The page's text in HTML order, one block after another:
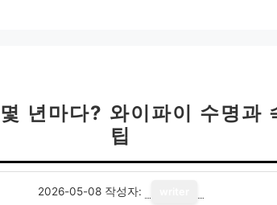
년마다? 와이파이 수명과
팁
2026-05-08 작성자: